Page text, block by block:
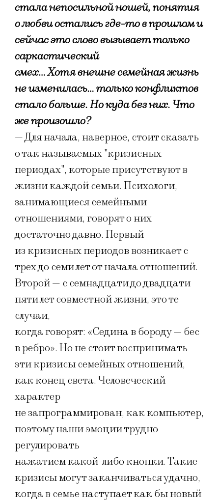
стала непосильной ношей, понятия
о любви остались где-то в прошлом и
сейчас это слово вызывает только
саркастический
смех… Хотя внешне семейная жизнь
не изменилась… только конфликтов
стало больше. Но куда без них. Что
же произошло?
— Для начала, наверное, стоит сказать
о так называемых "кризисных
периодах", которые присутствуют в
жизни каждой семьи. Психологи,
занимающиеся семейными
отношениями, говорят о них
достаточно давно. Первый
из кризисных периодов возникает с
трех до семи лет от начала отношений.
Второй — с семнадцати до двадцати
пяти лет совместной жизни, это те
случаи,
когда говорят: «Седина в бороду — бес
в ребро». Но не стоит воспринимать
эти кризисы семейных отношений,
как конец света. Человеческий
характер
не запрограммирован, как компьютер,
поэтому наши эмоции трудно
регулировать
нажатием какой-либо кнопки. Такие
кризисы могут заканчиваться удачно,
когда в семье наступает как бы новый